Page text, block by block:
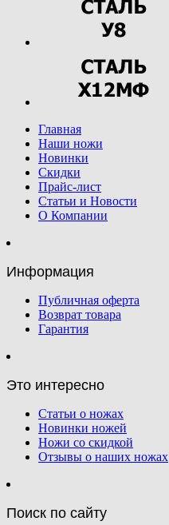
Главная
Наши ножи
Новинки
Скидки
Прайс-лист
Статьи и Новости
О Компании
Информация
Публичная оферта
Возврат товара
Гарантия
Это интересно
Статьи о ножах
Новинки ножей
Ножи со скидкой
Отзывы о наших ножах
Поиск по сайту